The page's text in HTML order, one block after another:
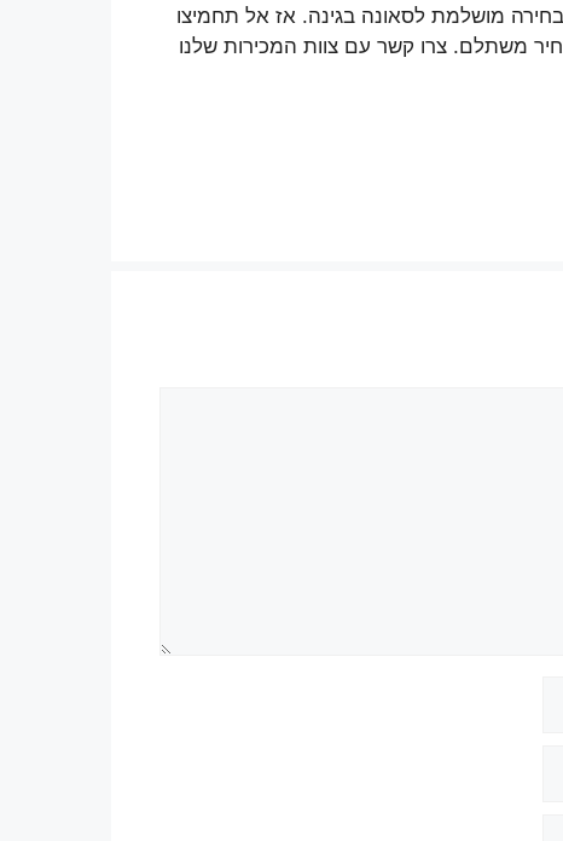
מושלמת לסאונה בגינה. אז אל תחמיצו
משתלם. צרו קשר עם צוות המכירות שלנו